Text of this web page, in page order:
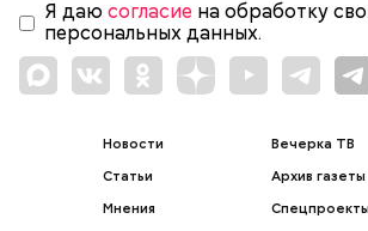
Я даю согласие на обработку
персональных данных.
Новости
Статьи
Мнения
Вечерка ТВ
Архив газеты
Спецпроекты